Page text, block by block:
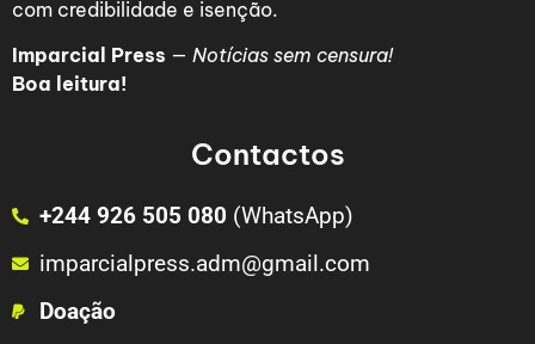
com credibilidade e isenção.
Imparcial Press — Notícias sem censura!
Boa leitura!
Contactos
+244 926 505 080 (WhatsApp)
imparcialpress.adm@gmail.com
Doação